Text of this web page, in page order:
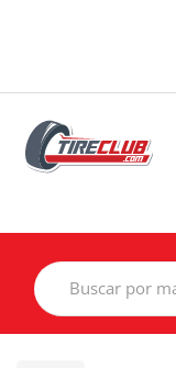
Search
for: